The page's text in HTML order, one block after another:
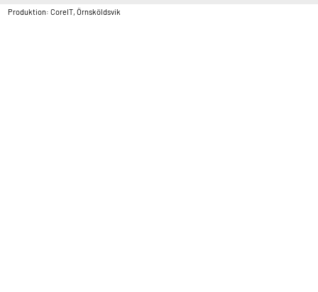
Produktion: CoreIT, Örnsköldsvik